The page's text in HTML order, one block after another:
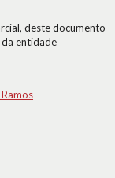
deste documento
entidade